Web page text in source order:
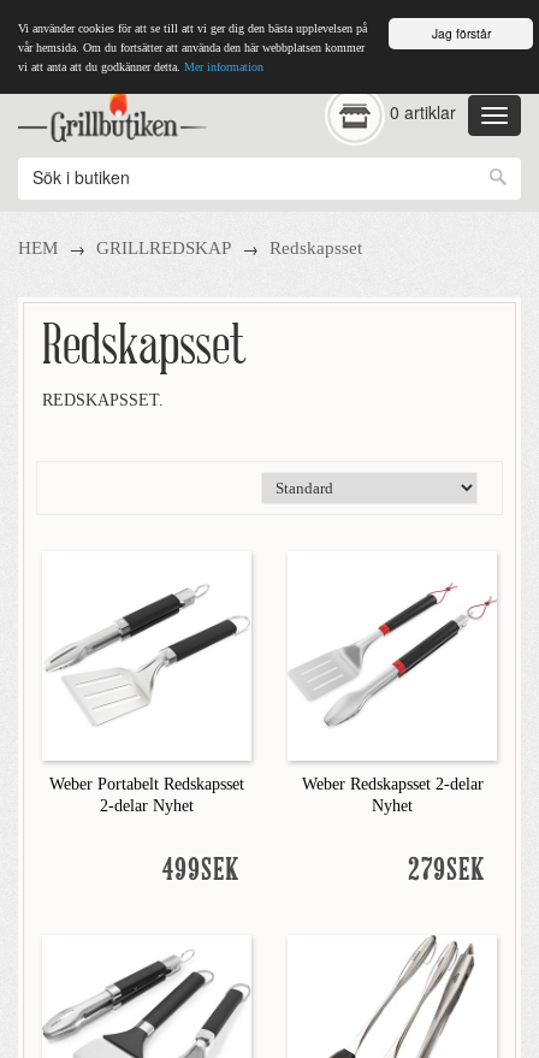
Jag förstår
Vi använder cookies för att se till att vi ger dig den bästa upplevelsen på
vår hemsida. Om du fortsätter att använda den här webbplatsen kommer
vi att anta att du godkänner detta. Mer information
0 artiklar
HEM → GRILLREDSKAP → Redskapsset
Redskapsset
REDSKAPSSET.
Weber Portabelt Redskapsset
2-delar Nyhet
499SEK
Weber Redskapsset 2-delar
Nyhet
279SEK